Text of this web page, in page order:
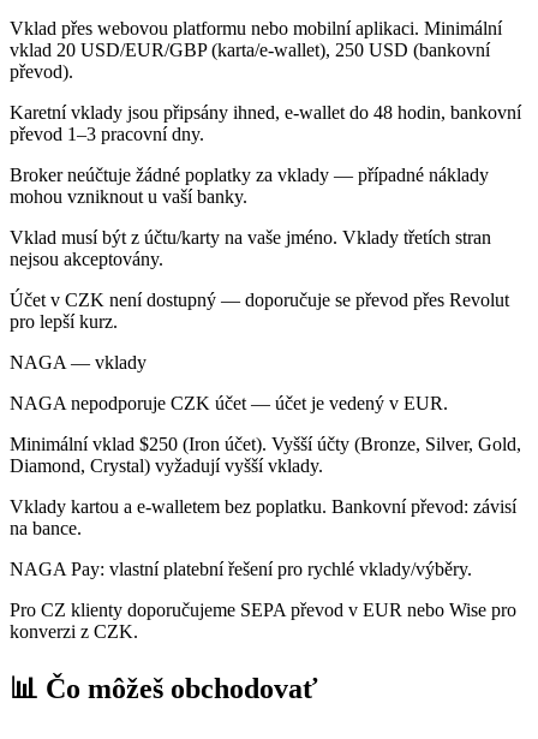
Vklad přes webovou platformu nebo mobilní aplikaci. Minimální
vklad 20 USD/EUR/GBP (karta/e-wallet), 250 USD (bankovní
převod).
Karetní vklady jsou připsány ihned, e-wallet do 48 hodin, bankovní
převod 1–3 pracovní dny.
Broker neúčtuje žádné poplatky za vklady — případné náklady
mohou vzniknout u vaší banky.
Vklad musí být z účtu/karty na vaše jméno. Vklady třetích stran
nejsou akceptovány.
Účet v CZK není dostupný — doporučuje se převod přes Revolut
pro lepší kurz.
NAGA — vklady
NAGA nepodporuje CZK účet — účet je vedený v EUR.
Minimální vklad $250 (Iron účet). Vyšší účty (Bronze, Silver, Gold,
Diamond, Crystal) vyžadují vyšší vklady.
Vklady kartou a e-walletem bez poplatku. Bankovní převod: závisí
na bance.
NAGA Pay: vlastní platební řešení pro rychlé vklady/výběry.
Pro CZ klienty doporučujeme SEPA převod v EUR nebo Wise pro
konverzi z CZK.
📊 Čo môžeš obchodovať